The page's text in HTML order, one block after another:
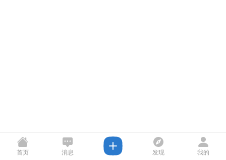
首页 消息 发现 我的